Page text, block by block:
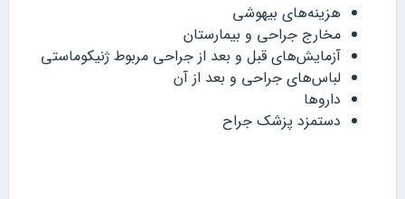
هزینه‌های بیهوشی
مخارج جراحی و بیمارستان
آزمایش‌های قبل و بعد از جراحی مربوط ژنیکوماستی
لباس‌های جراحی و بعد از آن
داروها
دستمزد پزشک جراح